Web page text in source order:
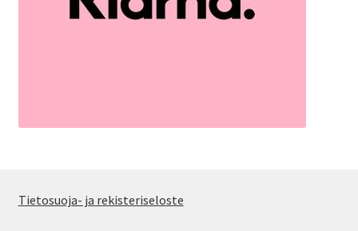
Tietosuoja- ja rekisteriseloste